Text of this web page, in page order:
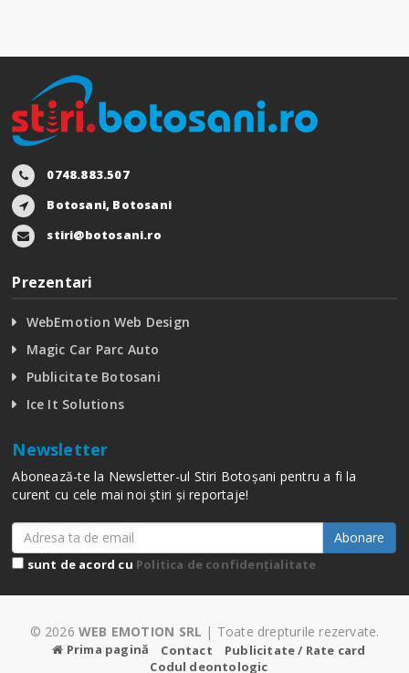
0748.883.507
Botosani, Botosani
stiri@botosani.ro
Prezentari
WebEmotion Web Design
Magic Car Parc Auto
Publicitate Botosani
Ice It Solutions
Newsletter
Abonează-te la Newsletter-ul Stiri Botoșani pentru a fi la
curent cu cele mai noi știri și reportaje!
Abonare
sunt de acord cu Politica de confidențialitate
© 2026 WEB EMOTION SRL | Toate drepturile rezervate.
Prima pagină Contact
Publicitate / Rate card
Codul deontologic